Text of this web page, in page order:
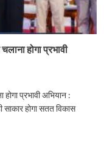
होगा प्रभावी
प्रभावी अभियान :
होगा सतत विकास